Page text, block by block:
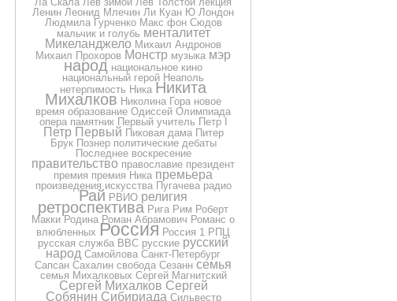
Ленин Леонид Млечин Ли Куан Ю Лондон
Людмила Гурченко Макс фон Сюдов
мальчик и голубь менталитет
Микеланджело Михаил Андронов
Михаил Прохоров Монстр музыка мэр
народ национальное кино
национальный герой Неаполь
нетерпимость Ника Никита
Михалков Николина Гора новое
время образование Одиссей Олимпиада
опера памятник Первый учитель Петр I
Петр Первый Пиковая дама Питер
Брук Познер политические дебаты
Последнее воскресение
правительство православие президент
премия премия Ника премьера
произведения искусства Пугачева радио
Рай РВИО религия
ретроспектива Рига Рим Роберт
Макки Родина Роман Абрамович Романс о
влюбленных Россия Россия 1 РПЦ
русская служба BBC русские русский
народ Самойлова Санкт-Петербург
Сапсан Сахалин свобода Сезанн семья
семья Михалковых Сергей Магнитский
Сергей Михалков Сергей
Собянин Сибириада Сильвестр